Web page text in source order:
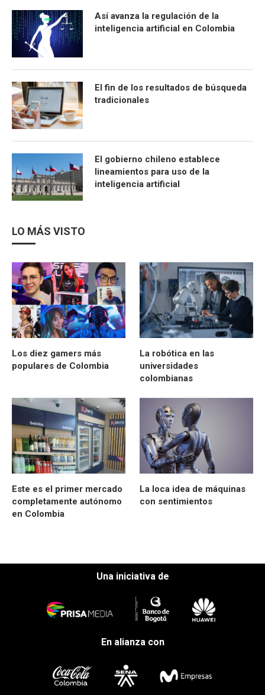
Así avanza la regulación de la
inteligencia artificial en Colombia
El fin de los resultados de búsqueda
tradicionales
El gobierno chileno establece
lineamientos para uso de la
inteligencia artificial
LO MÁS VISTO
Los diez gamers más
populares de Colombia
La robótica en las
universidades
colombianas
Este es el primer mercado
completamente autónomo
en Colombia
La loca idea de máquinas
con sentimientos
Una iniciativa de
En alianza con